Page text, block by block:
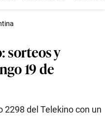
sorteos y
19 de
2298 del Telekino con un